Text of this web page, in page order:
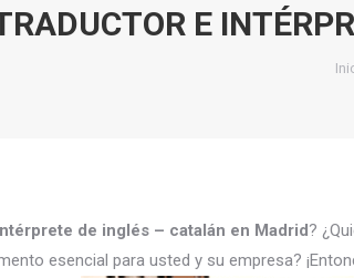
E
de inglés – catalán en Madrid?
esencial para usted y su empresa?